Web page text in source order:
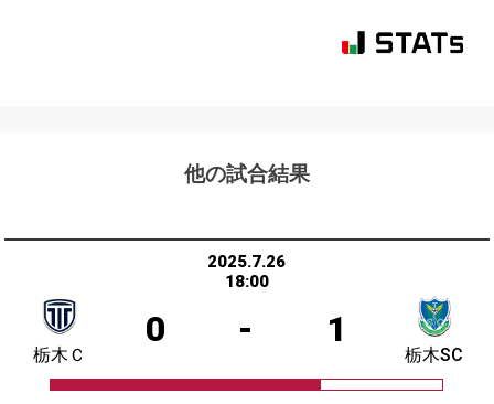
他の試合結果
2025.7.26
18:00
0 - 1
栃木Ｃ 栃木SC